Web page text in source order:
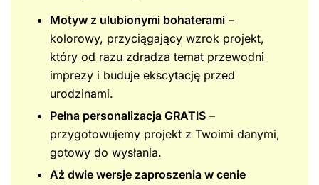
Motyw z ulubionymi bohaterami –
kolorowy, przyciągający wzrok projekt,
który od razu zdradza temat przewodni
imprezy i buduje ekscytację przed
urodzinami.
Pełna personalizacja GRATIS –
przygotowujemy projekt z Twoimi danymi,
gotowy do wysłania.
Aż dwie wersje zaproszenia w cenie